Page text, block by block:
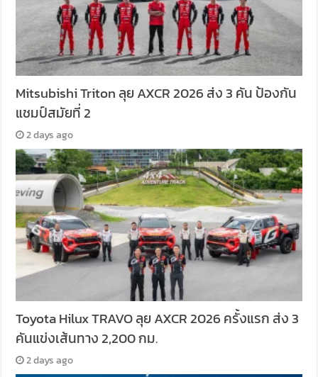
Mitsubishi Triton ลุย AXCR 2026 ส่ง 3 คัน ป้องกัน
แชมป์สมัยที่ 2
2 days ago
Toyota Hilux TRAVO ลุย AXCR 2026 ครั้งแรก ส่ง 3
คันแข่งเส้นทาง 2,200 กม.
2 days ago